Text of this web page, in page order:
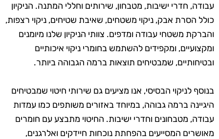
עבודה, חדרי ישיבות, מטבחון, שירותים וחללי המתנה. הניקיון
כולל הסרת אבק, ניקוי משטחים, שאיבת שטיחים, ניקוי רצפות,
והברקת משטחי עבודה ומדפים. צוותי הניקיון שלנו מיומנים
ומקצועיים, ומקפידים להשתמש בחומרי ניקוי איכותיים
ובטיחותיים, שמבטיחים תוצאות ברמה הגבוהה ביותר.
בנוסף לניקוי הבסיסי, אנו מציעים גם שירותי חיטוי שמבטיחים
היגיינה ברמה גבוהה, במיוחד באזורים משותפים כמו עמדות
עבודה, מטבחונים וחדרי ישיבות. החיטוי מתבצע עם חומרים
מאושרים המסייעים בהפחתת נוכחות חיידקים ואלרגנים,